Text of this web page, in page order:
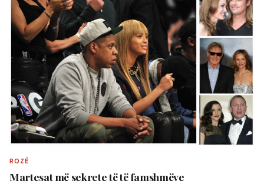
ROZË
Martesat më sekrete të të famshmëve